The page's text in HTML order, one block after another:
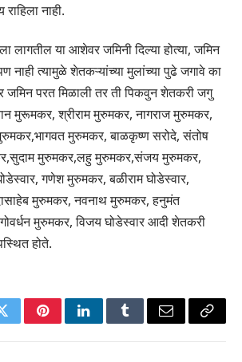
राहिला नाही.
लागतील या आशेवर जमिनी दिल्या होत्या, जमिन
नाही त्यामुळे शेतकऱ्यांच्या मुलांच्या पुढे जगावे का
परत मिळाली तर ती पिकवुन शेतकरी जगु
मुरूमकर, श्रीराम मुरुमकर, नागराज मुरुमकर,
मुरुमकर, बाळकृष्ण सरोदे, संतोष
मुरुमकर,लहु मुरुमकर,संजय मुरुमकर,
गणेश मुरुमकर, बळीराम घोडेस्वार,
मुरुमकर, नवनाथ मुरुमकर, हनुमंत
मुरुमकर, विजय घोडेस्वार आदी शेतकरी
होते.
TwitterPinterestLinkedInTumblrEmail Copy